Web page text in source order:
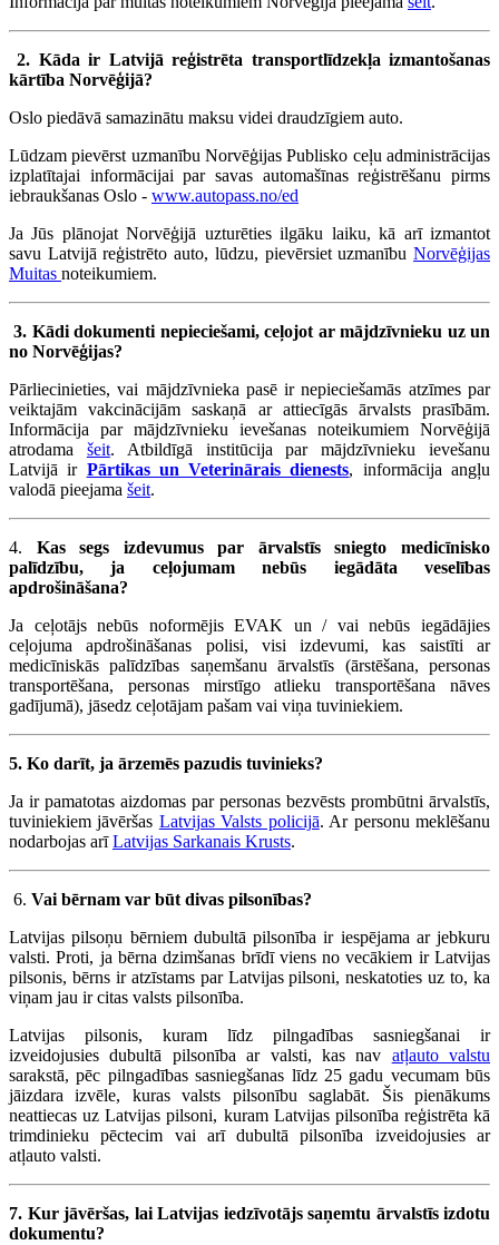
2. Kāda ir Latvijā reģistrēta transportlīdzekļa izmantošanas
kārtība Norvēģijā?
Oslo piedāvā samazinātu maksu videi draudzīgiem auto.
Lūdzam pievērst uzmanību Norvēģijas Publisko ceļu administrācijas
izplatītajai informācijai par savas automašīnas reģistrēšanu pirms
iebraukšanas Oslo - www.autopass.no/ed
Ja Jūs plānojat Norvēģijā uzturēties ilgāku laiku, kā arī izmantot
savu Latvijā reģistrēto auto, lūdzu, pievērsiet uzmanību Norvēģijas
Muitas noteikumiem.
3. Kādi dokumenti nepieciešami, ceļojot ar mājdzīvnieku uz un
no Norvēģijas?
Pārliecinieties, vai mājdzīvnieka pasē ir nepieciešamās atzīmes par
veiktajām vakcinācijām saskaņā ar attiecīgās ārvalsts prasībām.
Informācija par mājdzīvnieku ievešanas noteikumiem Norvēģijā
atrodama šeit. Atbildīgā institūcija par mājdzīvnieku ievešanu
Latvijā ir Pārtikas un Veterinārais dienests, informācija angļu
valodā pieejama šeit.
4. Kas segs izdevumus par ārvalstīs sniegto medicīnisko
palīdzību, ja ceļojumam nebūs iegādāta veselības
apdrošināšana?
Ja ceļotājs nebūs noformējis EVAK un / vai nebūs iegādājies
ceļojuma apdrošināšanas polisi, visi izdevumi, kas saistīti ar
medicīniskās palīdzības saņemšanu ārvalstīs (ārstēšana, personas
transportēšana, personas mirstīgo atlieku transportēšana nāves
gadījumā), jāsedz ceļotājam pašam vai viņa tuviniekiem.
5. Ko darīt, ja ārzemēs pazudis tuvinieks?
Ja ir pamatotas aizdomas par personas bezvēsts prombūtni ārvalstīs,
tuviniekiem jāvēršas Latvijas Valsts policijā. Ar personu meklēšanu
nodarbojas arīLatvijas Sarkanais Krusts.
6. Vai bērnam var būt divas pilsonības?
Latvijas pilsoņu bērniem dubultā pilsonība ir iespējama ar jebkuru
valsti. Proti, ja bērna dzimšanas brīdī viens no vecākiem ir Latvijas
pilsonis, bērns ir atzīstams par Latvijas pilsoni, neskatoties uz to, ka
viņam jau ir citas valsts pilsonība.
Latvijas pilsonis, kuram līdz pilngadības sasniegšanai ir
izveidojusies dubultā pilsonība ar valsti, kas nav atļauto valstu
sarakstā, pēc pilngadības sasniegšanas līdz 25 gadu vecumam būs
jāizdara izvēle, kuras valsts pilsonību saglabāt. Šis pienākums
neattiecas uz Latvijas pilsoni, kuram Latvijas pilsonība reģistrēta kā
trimdinieku pēctecim vai arī dubultā pilsonība izveidojusies ar
atļauto valsti.
7. Kur jāvēršas, lai Latvijas iedzīvotājs saņemtu ārvalstīs izdotu
dokumentu?